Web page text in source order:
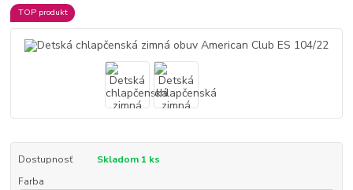
TOP produkt
Dostupnosť
Skladom 1 ks
Farba